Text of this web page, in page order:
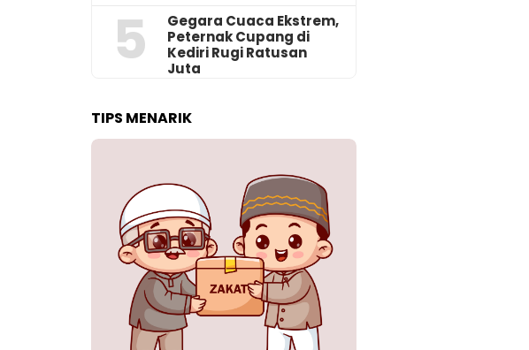
5
‎Gegara Cuaca Ekstrem,
Peternak Cupang di
Kediri Rugi Ratusan
Juta
TIPS MENARIK